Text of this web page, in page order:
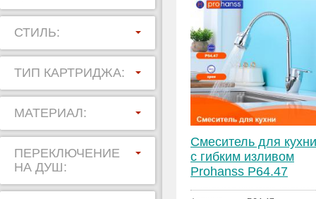
СТИЛЬ:
ТИП КАРТРИДЖА:
МАТЕРИАЛ:
ПЕРЕКЛЮЧЕНИЕ
НА ДУШ:
Смеситель для кухни
с гибким изливом
Prohanss P64.47